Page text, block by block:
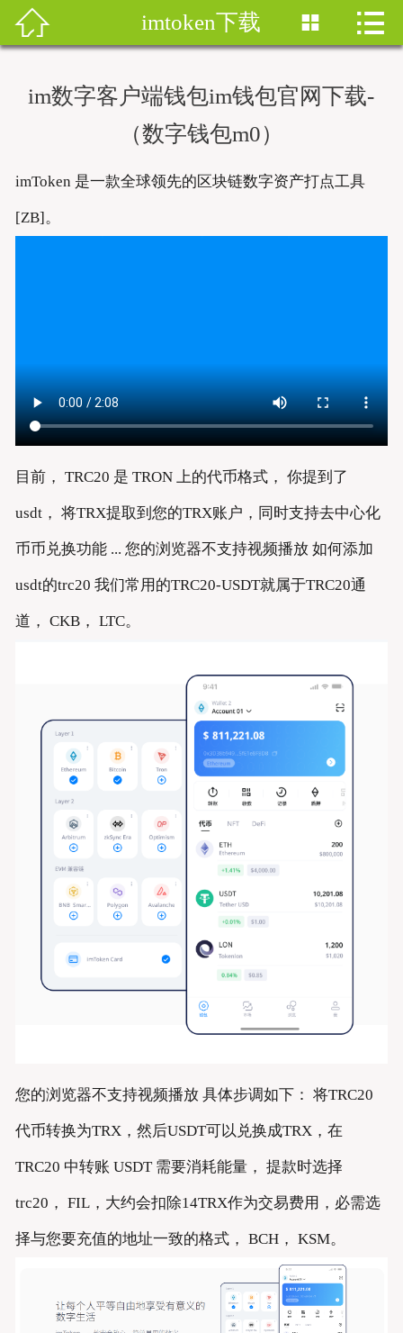
首页
 imtoken下载  
im数字客户端钱包im钱包官网下载-
（数字钱包m0）
imToken 是一款全球领先的区块链数字资产打点工具
[ZB]。
目前， TRC20 是 TRON 上的代币格式， 你提到了
usdt， 将TRX提取到您的TRX账户，同时支持去中心化
币币兑换功能 ... 您的浏览器不支持视频播放 如何添加
usdt的trc20 我们常用的TRC20-USDT就属于TRC20通
道， CKB， LTC。
您的浏览器不支持视频播放 具体步调如下： 将TRC20
代币转换为TRX，然后USDT可以兑换成TRX，在
TRC20 中转账 USDT 需要消耗能量， 提款时选择
trc20， FIL，大约会扣除14TRX作为交易费用，必需选
择与您要充值的地址一致的格式， BCH， KSM。